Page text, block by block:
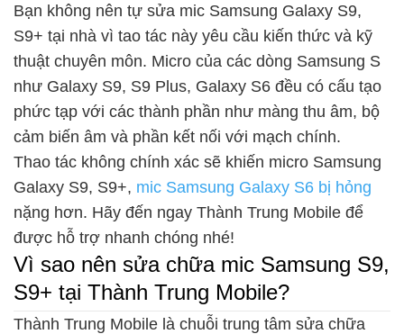
Bạn không nên tự sửa mic Samsung Galaxy S9,
S9+ tại nhà vì tao tác này yêu cầu kiến thức và kỹ
thuật chuyên môn. Micro của các dòng Samsung S
như Galaxy S9, S9 Plus, Galaxy S6 đều có cấu tạo
phức tạp với các thành phần như màng thu âm, bộ
cảm biến âm và phần kết nối với mạch chính.
Thao tác không chính xác sẽ khiến micro Samsung
Galaxy S9, S9+, mic Samsung Galaxy S6 bị hỏng
nặng hơn. Hãy đến ngay Thành Trung Mobile để
được hỗ trợ nhanh chóng nhé!
Vì sao nên sửa chữa mic Samsung S9,
S9+ tại Thành Trung Mobile?
Thành Trung Mobile là chuỗi trung tâm sửa chữa